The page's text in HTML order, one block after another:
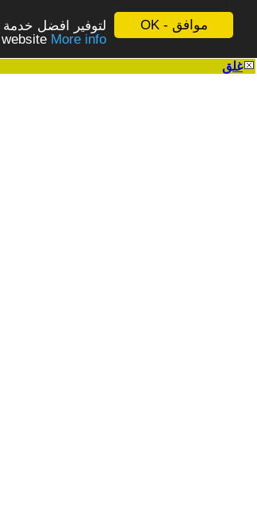
موافق - OK
لتوفير افضل خدمة
More info - المزيد
غلق